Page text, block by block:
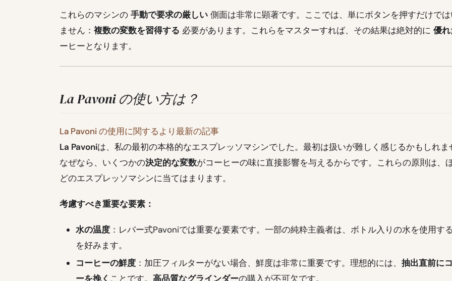
これらのマシンの 手動で要求の厳しい 側面は非常に顕著です。ここでは、単にボタンを押すだけでは
ません： 複数の変数を習得する 必要があります。これらをマスターすれば、その結果は絶対的に 優
ーヒーとなります。
La Pavoni の使い方は？
La Pavoni の使用に関するより最新の記事
La Pavoniは、私の最初の本格的なエスプレッソマシンでした。最初は扱いが難しく感じるかもしれま
なぜなら、いくつかの決定的な変数がコーヒーの味に直接影響を与えるからです。これらの原則は、
どのエスプレッソマシンに当てはまります。
考慮すべき重要な要素：
水の温度 ：レバー式Pavoniでは重要な要素です。一部の純粋主義者は、ボトル入りの水を使用す
を好みます。
コーヒーの鮮度 ：加圧フィルターがない場合、鮮度は非常に重要です。理想的には、 抽出直前に
ーを挽く ことです。 高品質なグラインダーの購入が不可欠です。